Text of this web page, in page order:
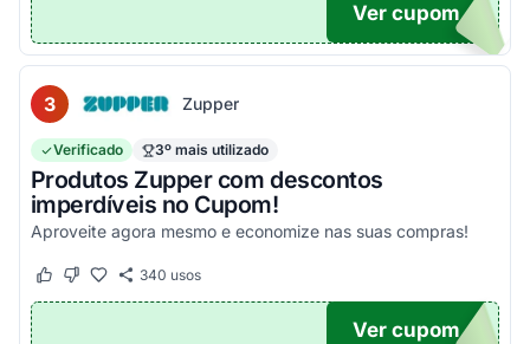
OM25
Ver cupom
3 Zupper
Verificado 3º mais utilizado
Produtos Zupper com descontos
imperdíveis no Cupom!
Aproveite agora mesmo e economize nas suas compras!
Este cupom funcionou
Este cupom não funcionou
340 usos
Ver cupom